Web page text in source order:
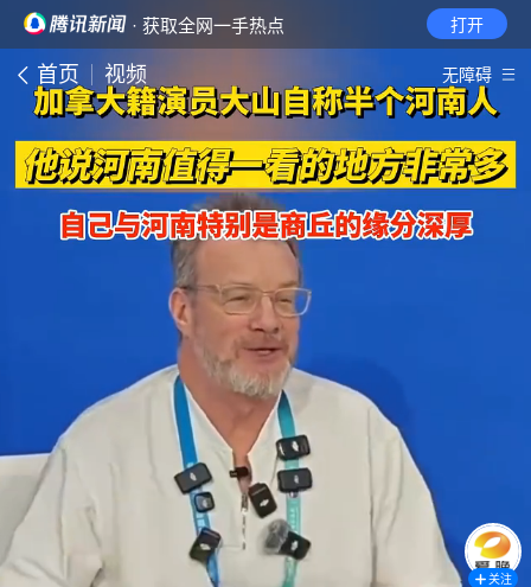
· 获取全网一手热点 打开
首页 视频 无障碍
关注